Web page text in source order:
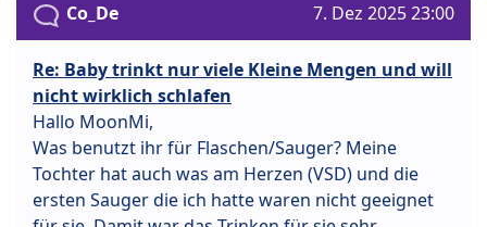
Co_De 7. Dez 2025 23:00
Re: Baby trinkt nur viele Kleine Mengen und will
nicht wirklich schlafen
Hallo MoonMi,
Was benutzt ihr für Flaschen/Sauger? Meine
Tochter hat auch was am Herzen (VSD) und die
ersten Sauger die ich hatte waren nicht geeignet